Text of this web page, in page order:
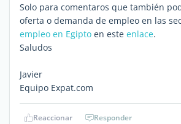
Solo para comentaros que también
oferta o demanda de empleo en las
empleo en Egipto en este enlace.
Saludos
Javier
Equipo Expat.com
Reaccionar Responder